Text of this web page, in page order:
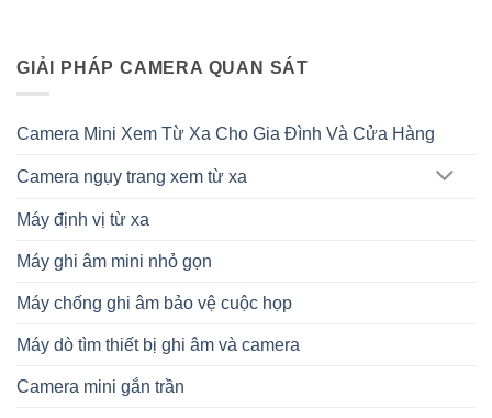
GIẢI PHÁP CAMERA QUAN SÁT
Camera Mini Xem Từ Xa Cho Gia Đình Và Cửa Hàng
Camera ngụy trang xem từ xa
Máy định vị từ xa
Máy ghi âm mini nhỏ gọn
Máy chống ghi âm bảo vệ cuộc họp
Máy dò tìm thiết bị ghi âm và camera
Camera mini gắn trần